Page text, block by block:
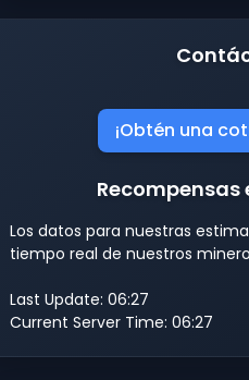
¡Obtén una
Recompensas
Los datos para nuestras
tiempo real de nuestros
Last Update: 06:27
Current Server Time: 06:27